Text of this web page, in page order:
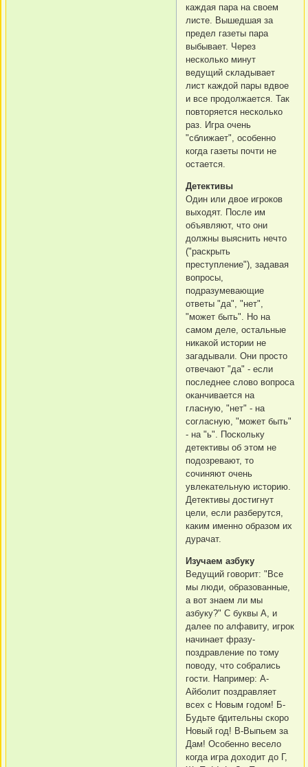
каждая пара на своем
листе. Вышедшая за
предел газеты пара
выбывает. Через
несколько минут
ведущий складывает
лист каждой пары вдвое
и все продолжается. Так
повторяется несколько
раз. Игра очень
"сближает", особенно
когда газеты почти не
остается.
Детективы
Один или двое игроков
выходят. После им
объявляют, что они
должны выяснить нечто
("раскрыть
преступление"), задавая
вопросы,
подразумевающие
ответы "да", "нет",
"может быть". Но на
самом деле, остальные
никакой истории не
загадывали. Они просто
отвечают "да" - если
последнее слово вопроса
оканчивается на
гласную, "нет" - на
согласную, "может быть"
- на "ь". Поскольку
детективы об этом не
подозревают, то
сочиняют очень
увлекательную историю.
Детективы достигнут
цели, если разберутся,
каким именно образом их
дурачат.
Изучаем азбуку
Ведущий говорит: "Все
мы люди, образованные,
а вот знаем ли мы
азбуку?" С буквы А, и
далее по алфавиту, игрок
начинает фразу-
поздравление по тому
поводу, что собрались
гости. Например: А-
Айболит поздравляет
всех с Новым годом! Б-
Будьте бдительны скоро
Новый год! В-Выпьем за
Дам! Особенно весело
когда игра доходит до Г,